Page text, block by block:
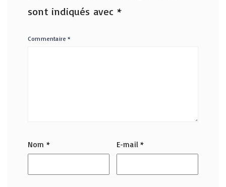
sont indiqués avec *
Commentaire*
Nom * E-mail*